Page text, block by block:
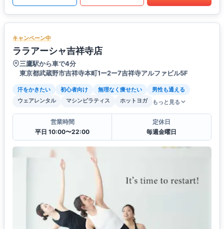
キャンペーン中
ララアーシャ吉祥寺店
三鷹駅から車で4分
東京都武蔵野市吉祥寺本町1ー2ー7吉祥寺アルファビル5F
汗をかきたい 初心者向け 無理なく痩せたい
男性も通える
ウェアレンタル
マシンピラティス ホットヨガ もっと見る
営業時間
平日 10:00〜22:00
定休日
毎週金曜日